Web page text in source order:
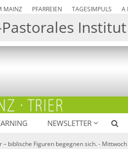
MAINZ PFARREIEN TAGESIMPULS A
Institut
NEWSLETTER
– biblische Figuren begegnen sich. -